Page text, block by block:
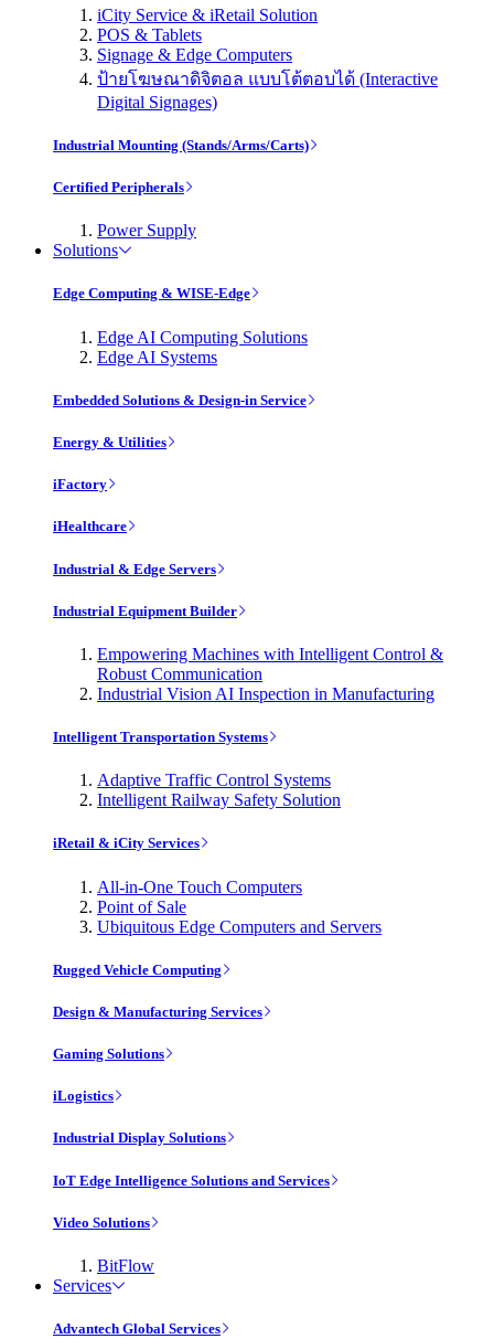
iCity Service & iRetail Solution
POS & Tablets
Signage & Edge Computers
ป้ายโฆษณาดิจิตอล แบบโต้ตอบได้ (Interactive
Digital Signages)
Industrial Mounting (Stands/Arms/Carts)
Certified Peripherals
Power Supply
Solutions
Edge Computing & WISE-Edge
Edge AI Computing Solutions
Edge AI Systems
Embedded Solutions & Design-in Service
Energy & Utilities
iFactory
iHealthcare
Industrial & Edge Servers
Industrial Equipment Builder
Empowering Machines with Intelligent Control &
Robust Communication
Industrial Vision AI Inspection in Manufacturing
Intelligent Transportation Systems
Adaptive Traffic Control Systems
Intelligent Railway Safety Solution
iRetail & iCity Services
All-in-One Touch Computers
Point of Sale
Ubiquitous Edge Computers and Servers
Rugged Vehicle Computing
Design & Manufacturing Services
Gaming Solutions
iLogistics
Industrial Display Solutions
IoT Edge Intelligence Solutions and Services
Video Solutions
BitFlow
Services
Advantech Global Services